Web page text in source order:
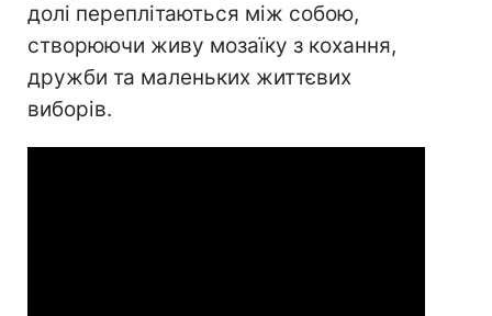
долі переплітаються між собою,
створюючи живу мозаїку з кохання,
дружби та маленьких життєвих
виборів.